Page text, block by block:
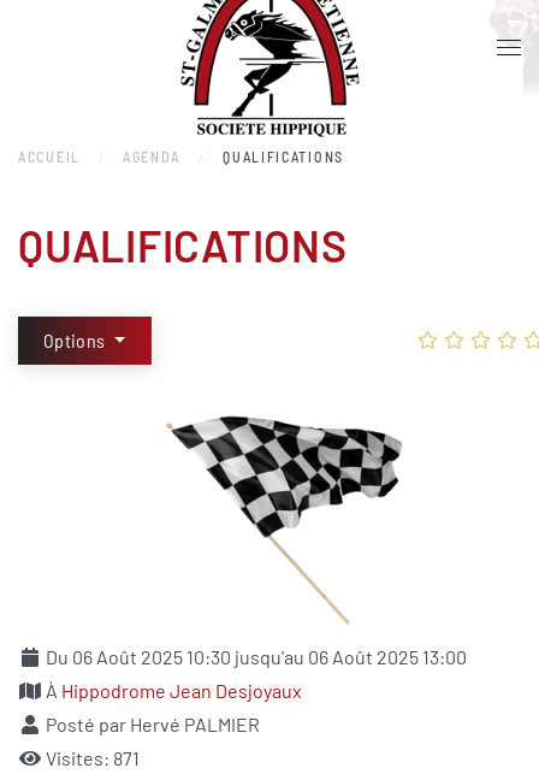
Accéder au contenu principal
ACCUEIL AGENDA QUALIFICATIONS
QUALIFICATIONS
Options
Du 06 Août 2025 10:30 jusqu'au 06 Août 2025 13:00
À Hippodrome Jean Desjoyaux
Posté par Hervé PALMIER
Visites: 871